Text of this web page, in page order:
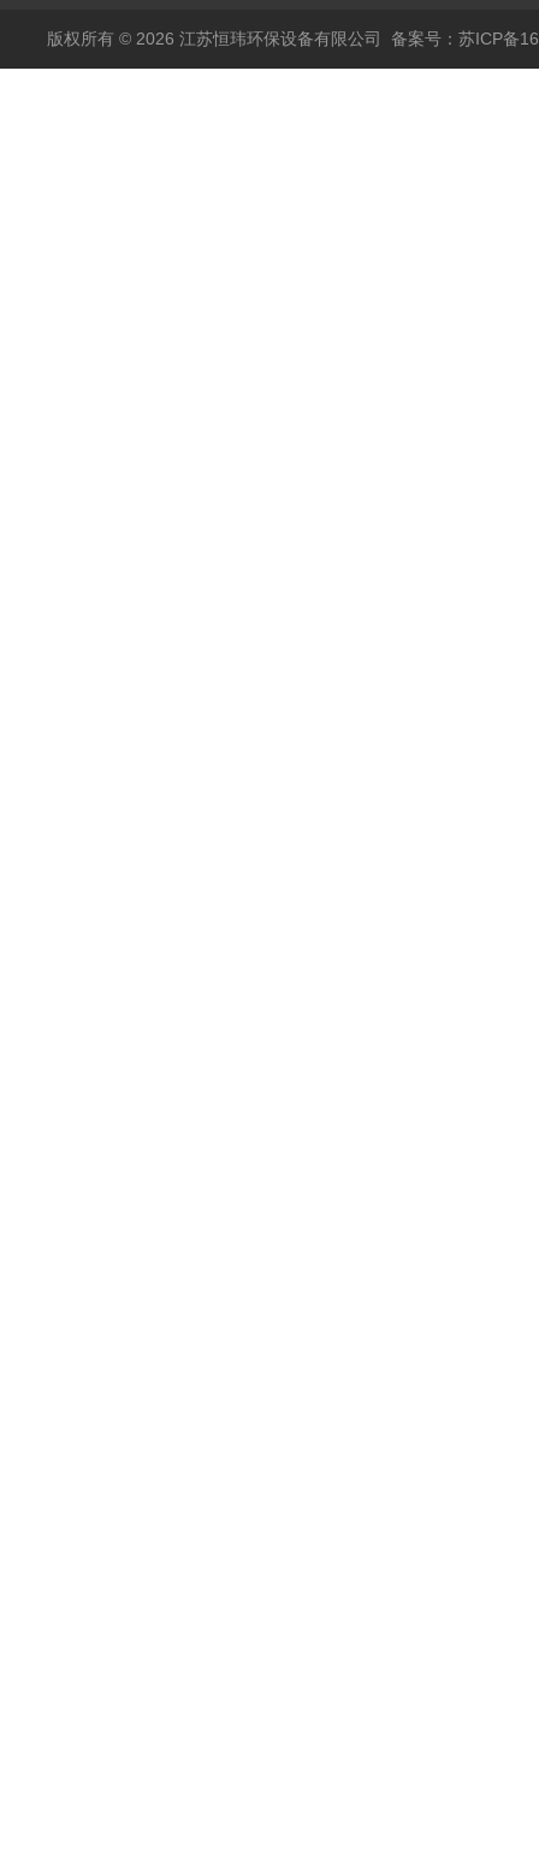
版权所有 © 2026 江苏恒玮环保设备有限公司 备案号：苏ICP备